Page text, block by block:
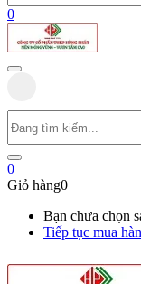
0
0
Giỏ hàng0
Bạn chưa chọn
Tiếp tục mua